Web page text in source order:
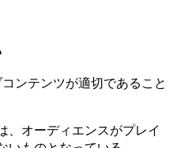
ンテンツが適切であること
、オーディエンスがプレイ